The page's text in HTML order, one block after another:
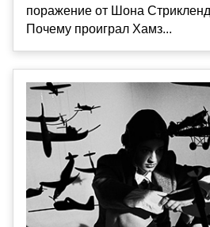
поражение от Шона
Почему проиграл Хамз...